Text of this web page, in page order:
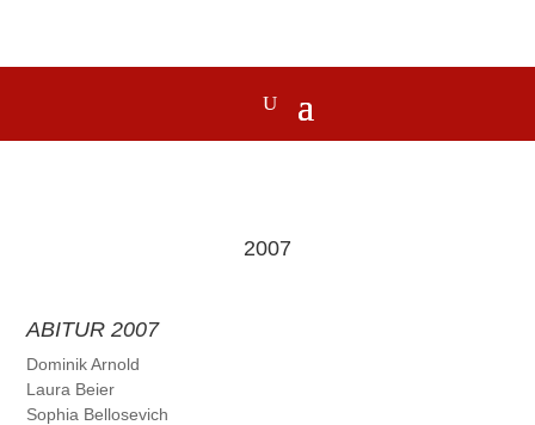
2007
ABITUR 2007
Dominik Arnold
Laura Beier
Sophia Bellosevich